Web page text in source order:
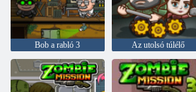
Bob a rabló 3 Az utolsó túlélő